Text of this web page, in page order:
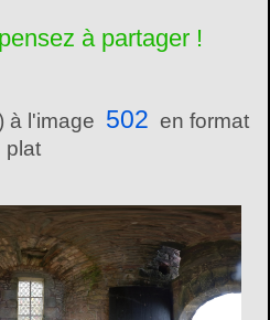
à partager !
à l'image 502 en format
plat